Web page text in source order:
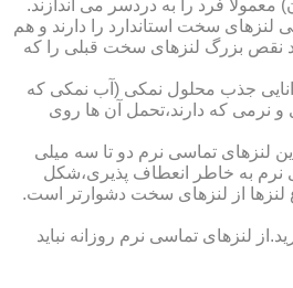
فرد را به دردسر می اندازند.
سخت استاندارد را دارند و هم
شده اند،در اواخر دهه ی ۱۹۷۰ و در طول دهه های ۱۹۸۰ و ۱۹۹۰ طراحی شدند و توانستند نقص بزرگ لنزهای سخت قبلی را که
جذب محلول نمکی (آب نمکی که
نرمی که دارند،تحمل آن ها روی
لنزهای تماسی نرم دو تا سه میلی
نرم به خاطر انعطاف پذیری،شکل
لنزها از لنزهای سخت دشوارتر است.
لنزهای تماسی نرم روزانه نباید